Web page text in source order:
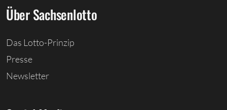
Über Sachsenlotto
Das Lotto-Prinzip
Presse
Newsletter